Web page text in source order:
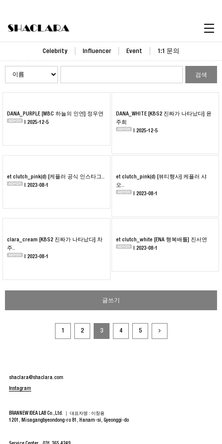
Celebrity Influencer Event 1:1 문의
검색
DANA_PURPLE [MBC 하늘의 인연] 정우연
| 2025-12-5
DANA_WHITE [KBS2 진짜가 나타났다] 윤
주희
| 2025-12-5
et clutch_pink(d) [케플러 공식 인스타그..
| 2023-08-1
et clutch_pink(d) [뷰티행사] 케플러 샤
오..
| 2023-08-1
clara_cream [KBS2 진짜가 나타났다] 차
주..
| 2023-08-1
et clutch_white [ENA 행복배틀] 진서연
| 2023-08-1
글쓰기
1 2 3 4 5
shaclara@shaclara.com
Instagram
BRANNEW IDEA LAB Co.,Ltd. ｜ 대표자명 : 이창용
1201, Misagangbyeondong-ro 81, Hanam-si, Gyeonggi-do